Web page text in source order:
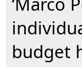
budget